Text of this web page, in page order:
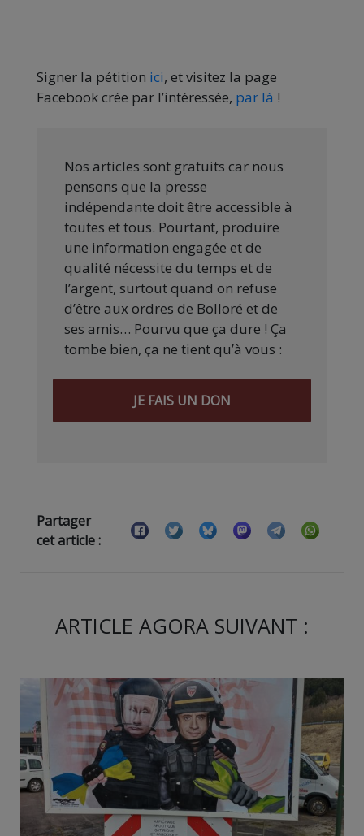
Signer la pétition ici, et visitez la page
Facebook crée par l’intéressée, par là !
Nos articles sont gratuits car nous
pensons que la presse
indépendante doit être accessible à
toutes et tous. Pourtant, produire
une information engagée et de
qualité nécessite du temps et de
l’argent, surtout quand on refuse
d’être aux ordres de Bolloré et de
ses amis… Pourvu que ça dure ! Ça
tombe bien, ça ne tient qu’à vous :
JE FAIS UN DON
Partager
cet article :
ARTICLE AGORA SUIVANT :